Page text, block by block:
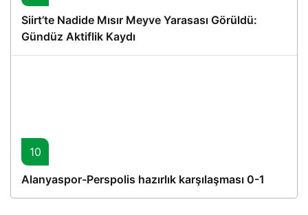
Siirt’te Nadide Mısır Meyve Yarasası Görüldü:
Gündüz Aktiflik Kaydı
10
Alanyaspor-Perspolis hazırlık karşılaşması 0-1